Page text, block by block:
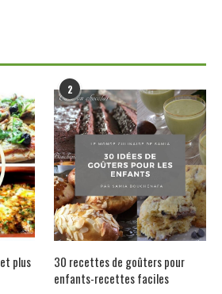
plus
2
30 recettes de goûters pour
enfants-recettes faciles